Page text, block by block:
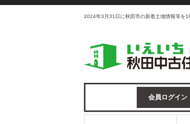
2024年3月31日に秋田市の新着土地情報等を
会員ログイン